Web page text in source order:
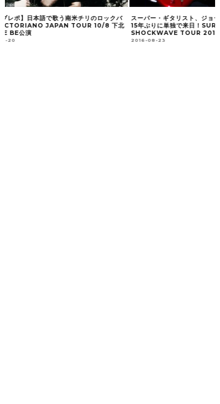
スーパー・ギタリスト、ジョー・サトリアーニが
15年ぶりに単独で来日！SURFING TO
SHOCKWAVE TOUR 2017
2016-08-23
CANDLEMASSの流
ームAVATARIUM（
アルバムをリリース
2015-10-24